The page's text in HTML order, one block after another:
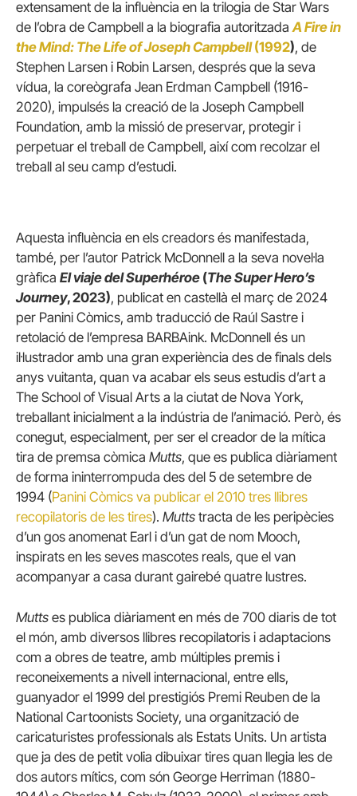
extensament de la influència en la trilogia de Star Wars
de l’obra de Campbell a la biografia autoritzadaA Fire in
the Mind: The Life of Joseph Campbell(1992), de
Stephen Larsen i Robin Larsen, després que la seva
vídua, la coreògrafa Jean Erdman Campbell (1916-
2020), impulsés la creació de la Joseph Campbell
Foundation, amb la missió de preservar, protegir i
perpetuar el treball de Campbell, així com recolzar el
treball al seu camp d’estudi.
Aquesta influència en els creadors és manifestada,
també, per l’autor Patrick McDonnell a la seva novel·la
gràfica El viaje del Superhéroe (The Super Hero’s
Journey, 2023), publicat en castellà el març de 2024
per Panini Còmics, amb traducció de Raúl Sastre i
retolació de l’empresa BARBAink. McDonnell és un
il·lustrador amb una gran experiència des de finals dels
anys vuitanta, quan va acabar els seus estudis d’art a
The School of Visual Arts a la ciutat de Nova York,
treballant inicialment a la indústria de l’animació. Però, és
conegut, especialment, per ser el creador de la mítica
tira de premsa còmica Mutts, que es publica diàriament
de forma ininterrompuda des del 5 de setembre de
1994 (Panini Còmics va publicar el 2010 tres llibres
recopilatoris de les tires). Mutts tracta de les peripècies
d’un gos anomenat Earl i d’un gat de nom Mooch,
inspirats en les seves mascotes reals, que el van
acompanyar a casa durant gairebé quatre lustres.
Mutts es publica diàriament en més de 700 diaris de tot
el món, amb diversos llibres recopilatoris i adaptacions
com a obres de teatre, amb múltiples premis i
reconeixements a nivell internacional, entre ells,
guanyador el 1999 del prestigiós Premi Reuben de la
National Cartoonists Society, una organització de
caricaturistes professionals als Estats Units. Un artista
que ja des de petit volia dibuixar tires quan llegia les de
dos autors mítics, com són George Herriman (1880-